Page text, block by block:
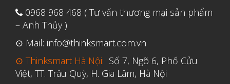
Tháng Mười Hai 2019
Tháng Mười Một 2019
Tháng Mười 2019
0968 968 468 ( Tư vấn thương mại sản phẩm
– Anh Thủy )
⊙ Mail: info@thinksmart.com.vn
⊙ Thinksmart Hà Nội: Số 7, Ngõ 6, Phố Cửu
Việt, TT. Trâu Quỳ, H. Gia Lâm, Hà Nội